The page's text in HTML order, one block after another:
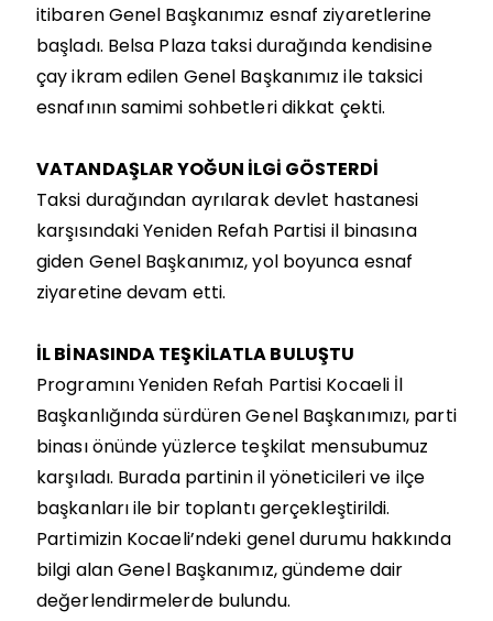
itibaren Genel Başkanımız esnaf ziyaretlerine
başladı. Belsa Plaza taksi durağında kendisine
çay ikram edilen Genel Başkanımız ile taksici
esnafının samimi sohbetleri dikkat çekti.
VATANDAŞLAR YOĞUN İLGİ GÖSTERDİ
Taksi durağından ayrılarak devlet hastanesi
karşısındaki Yeniden Refah Partisi il binasına
giden Genel Başkanımız, yol boyunca esnaf
ziyaretine devam etti.
İL BİNASINDA TEŞKİLATLA BULUŞTU
Programını Yeniden Refah Partisi Kocaeli İl
Başkanlığında sürdüren Genel Başkanımızı, parti
binası önünde yüzlerce teşkilat mensubumuz
karşıladı. Burada partinin il yöneticileri ve ilçe
başkanları ile bir toplantı gerçekleştirildi.
Partimizin Kocaeli’ndeki genel durumu hakkında
bilgi alan Genel Başkanımız, gündeme dair
değerlendirmelerde bulundu.